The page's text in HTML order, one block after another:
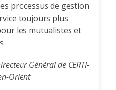
processus de gestion
toujours plus
les mutualistes et
Général de CERTI-
Orient